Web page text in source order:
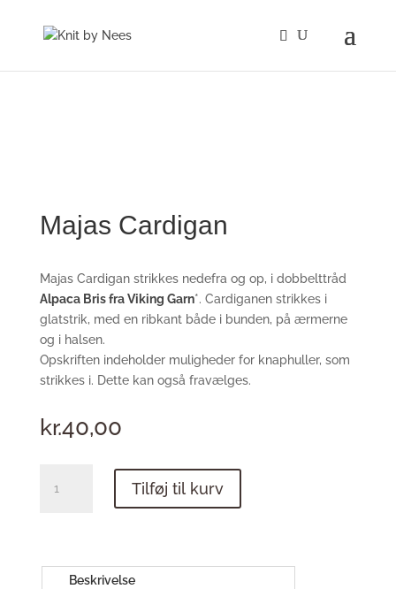
Majas Cardigan
Majas Cardigan strikkes nedefra og op, i dobbelttråd
Alpaca Bris fra Viking Garn*. Cardiganen strikkes i
glatstrik, med en ribkant både i bunden, på ærmerne
og i halsen.
Opskriften indeholder muligheder for knaphuller, som
strikkes i. Dette kan også fravælges.
kr.40,00
Cardigan
Tilføj til kurv
Beskrivelse